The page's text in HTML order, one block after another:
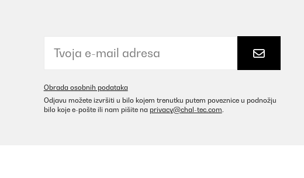
kann man ja kaum finden .Aber trotzdem hat sie viel
Obrada osobnih podataka
Odjavu možete izvršiti u bilo kojem trenutku putem poveznice u podnožju
bilo koje e-pošte ili nam pišite na privacy@chal-tec.com.